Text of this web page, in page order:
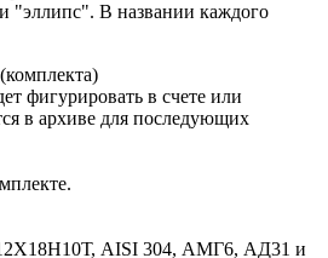
"эллипс". В названии каждого
фигурировать в счете или
в архиве для последующих
AISI 304, АМГ6, АД31 и